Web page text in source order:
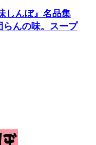
しんぼ』名品集
らんの味。スープ